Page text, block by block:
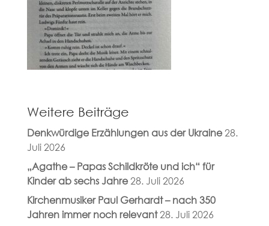
Weitere Beiträge
Denkwürdige Erzählungen aus der Ukraine 28.
Juli 2026
„Agathe – Papas Schildkröte und ich“ für
Kinder ab sechs Jahre 28. Juli 2026
Kirchenmusiker Paul Gerhardt – nach 350
Jahren immer noch relevant 28. Juli 2026